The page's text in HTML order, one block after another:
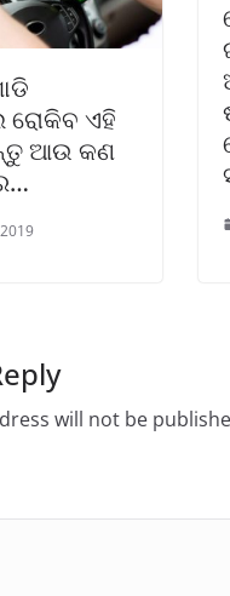
ରୋକିବ ଏହି
ଆଉ କଣ
will not be